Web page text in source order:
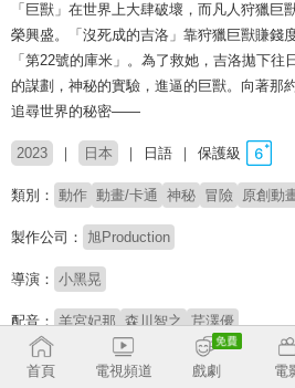
「巨獸」在世界上大肆破壞，而凡人狩獵巨
榮興盛。「沒死成的吉洛」靠狩獵巨獸賺錢
「第22號的庫米」。為了救她，吉洛拋下往
的謀劃，神秘的實驗，進逼的巨獸。向著那
追尋世界的秘密——
2023 日本 日語 保護級
類別： 動作 動畫/卡通 神秘 冒險 原創動
製作公司： 旭Production
導演： 小黑晃
配音： 羊宮妃那 森川智之 芹澤優
首頁 電視頻道 戲劇 電